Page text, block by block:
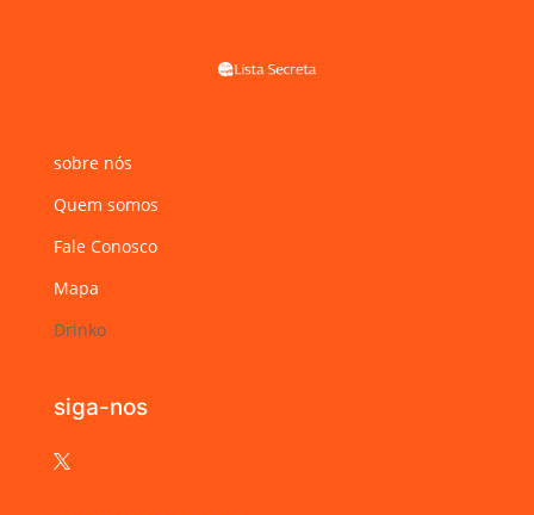
sobre nós
Quem somos
Fale Conosco
Mapa
Drinko
siga-nos
